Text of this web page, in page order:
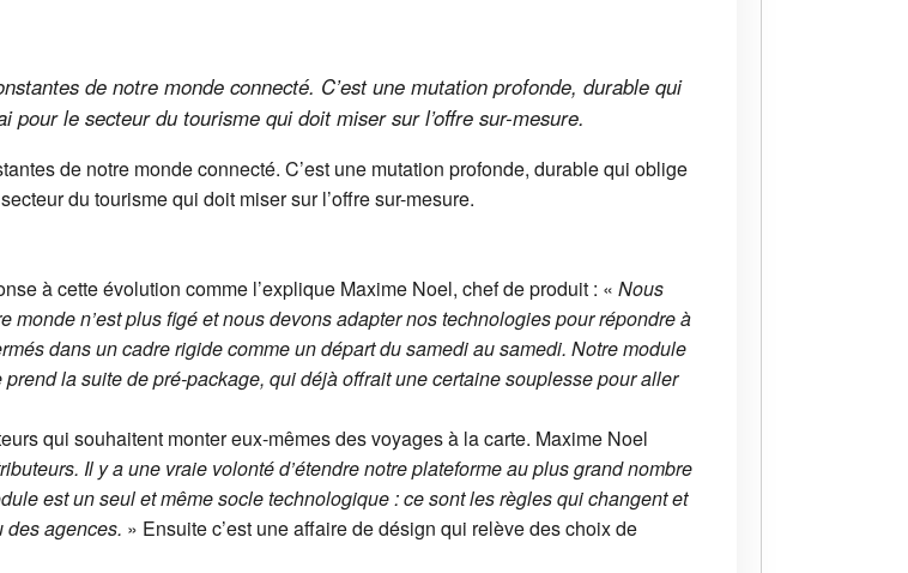
de notre monde connecté. C’est une mutation profonde, durable qui
pour le secteur du tourisme qui doit miser sur l’offre sur-mesure.
de notre monde connecté. C’est une mutation profonde, durable qui oblige
du tourisme qui doit miser sur l’offre sur-mesure.
à cette évolution comme l’explique Maxime Noel, chef de produit : « Nous
monde n’est plus figé et nous devons adapter nos technologies pour répondre à
dans un cadre rigide comme un départ du samedi au samedi. Notre module
la suite de pré-package, qui déjà offrait une certaine souplesse pour aller
qui souhaitent monter eux-mêmes des voyages à la carte. Maxime Noel
Il y a une vraie volonté d’étendre notre plateforme au plus grand nombre
est un seul et même socle technologique : ce sont les règles qui changent et
des agences. » Ensuite c’est une affaire de désign qui relève des choix de